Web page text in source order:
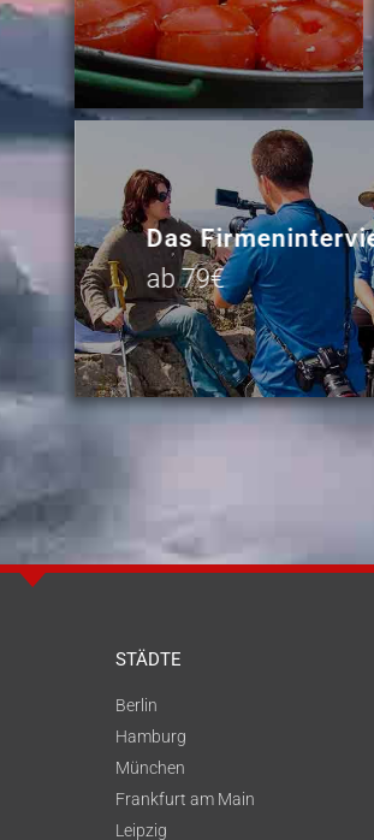
Das
ab 79€
STÄDTE
Berlin
Hamburg
München
Frankfurt am Main
Leipzig